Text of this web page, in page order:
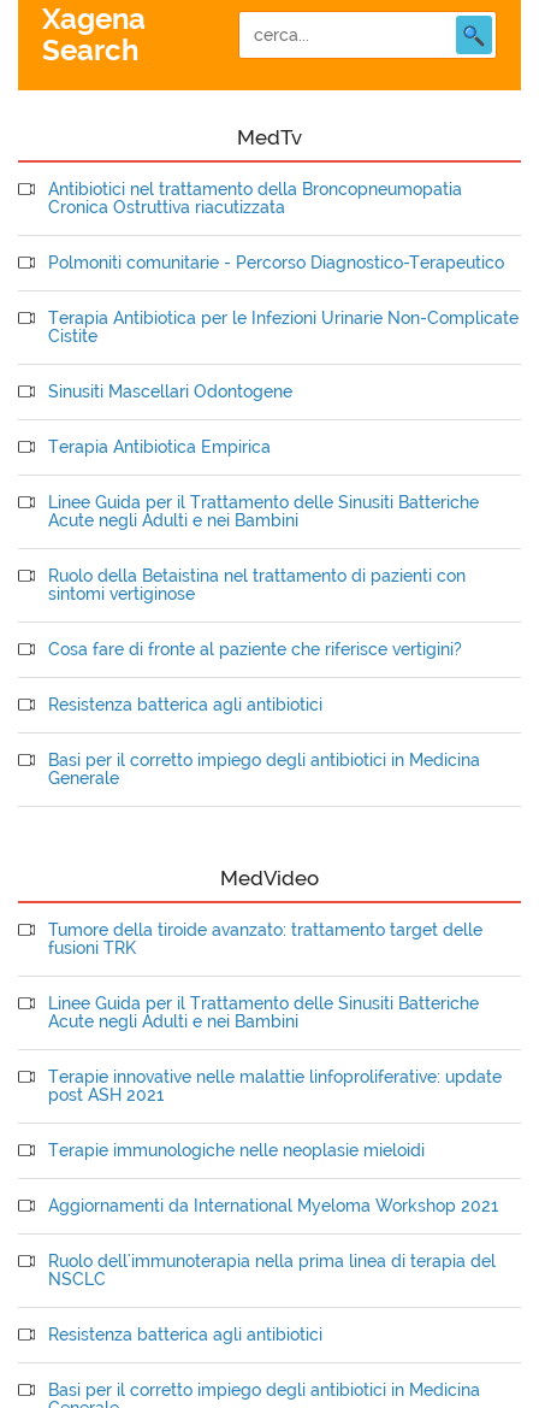
Xagena
Search
MedTv
Antibiotici nel trattamento della Broncopneumopatia
Cronica Ostruttiva riacutizzata
Polmoniti comunitarie - Percorso Diagnostico-Terapeutico
Terapia Antibiotica per le Infezioni Urinarie Non-Complicate
Cistite
Sinusiti Mascellari Odontogene
Terapia Antibiotica Empirica
Linee Guida per il Trattamento delle Sinusiti Batteriche
Acute negli Adulti e nei Bambini
Ruolo della Betaistina nel trattamento di pazienti con
sintomi vertiginose
Cosa fare di fronte al paziente che riferisce vertigini?
Resistenza batterica agli antibiotici
Basi per il corretto impiego degli antibiotici in Medicina
Generale
MedVideo
Tumore della tiroide avanzato: trattamento target delle
fusioni TRK
Linee Guida per il Trattamento delle Sinusiti Batteriche
Acute negli Adulti e nei Bambini
Terapie innovative nelle malattie linfoproliferative: update
post ASH 2021
Terapie immunologiche nelle neoplasie mieloidi
Aggiornamenti da International Myeloma Workshop 2021
Ruolo dell'immunoterapia nella prima linea di terapia del
NSCLC
Resistenza batterica agli antibiotici
Basi per il corretto impiego degli antibiotici in Medicina